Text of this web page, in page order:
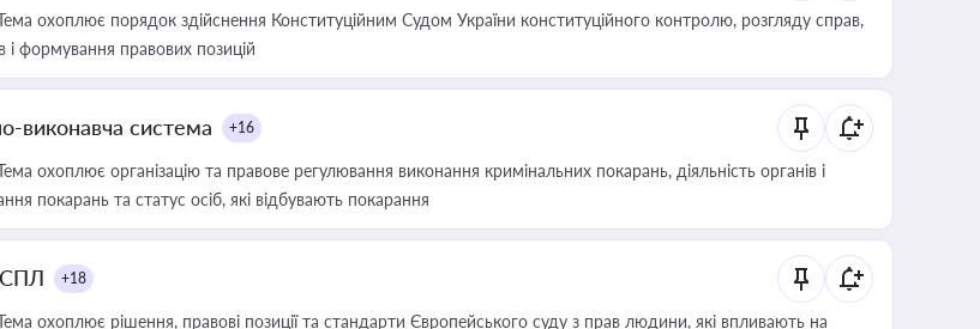
охоплює порядок здійснення Конституційним Судом України конституційного контролю, розгляду справ,
і формування правових позицій
виконавча система +16
охоплює організацію та правове регулювання виконання кримінальних покарань, діяльність органів і
покарань та статус осіб, які відбувають покарання
+18
охоплює рішення, правові позиції та стандарти Європейського суду з прав людини, які впливають на